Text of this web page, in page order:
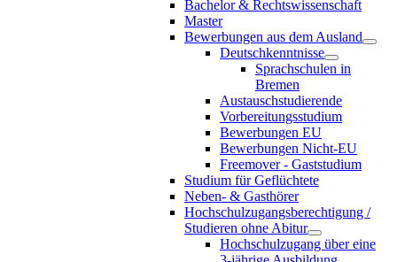
Bachelor & Rechtswissenschaft
Master
Bewerbungen aus dem Ausland
Deutschkenntnisse
Sprachschulen in
Bremen
Austauschstudierende
Vorbereitungsstudium
Bewerbungen EU
Bewerbungen Nicht-EU
Freemover - Gaststudium
Studium für Geflüchtete
Neben- & Gasthörer
Hochschulzugangsberechtigung /
Studieren ohne Abitur
Hochschulzugang über eine